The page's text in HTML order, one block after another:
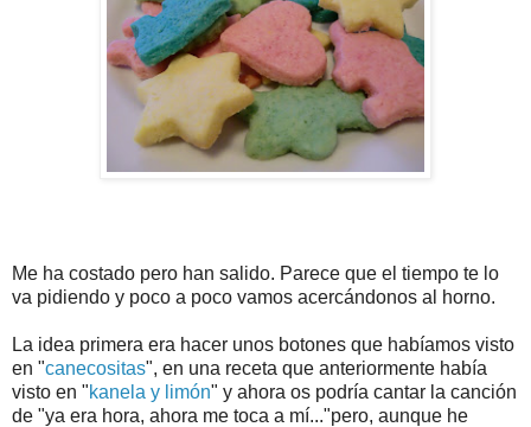
Me ha costado pero han salido. Parece que el tiempo te lo
va pidiendo y poco a poco vamos acercándonos al horno.
La idea primera era hacer unos botones que habíamos visto
en "canecositas", en una receta que anteriormente había
visto en "kanela y limón" y ahora os podría cantar la canción
de "ya era hora, ahora me toca a mí..."pero, aunque he